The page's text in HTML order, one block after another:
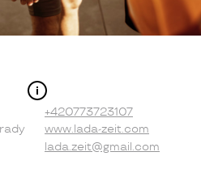
+420773723107
www.lada-zeit.com
lada.zeit@gmail.com